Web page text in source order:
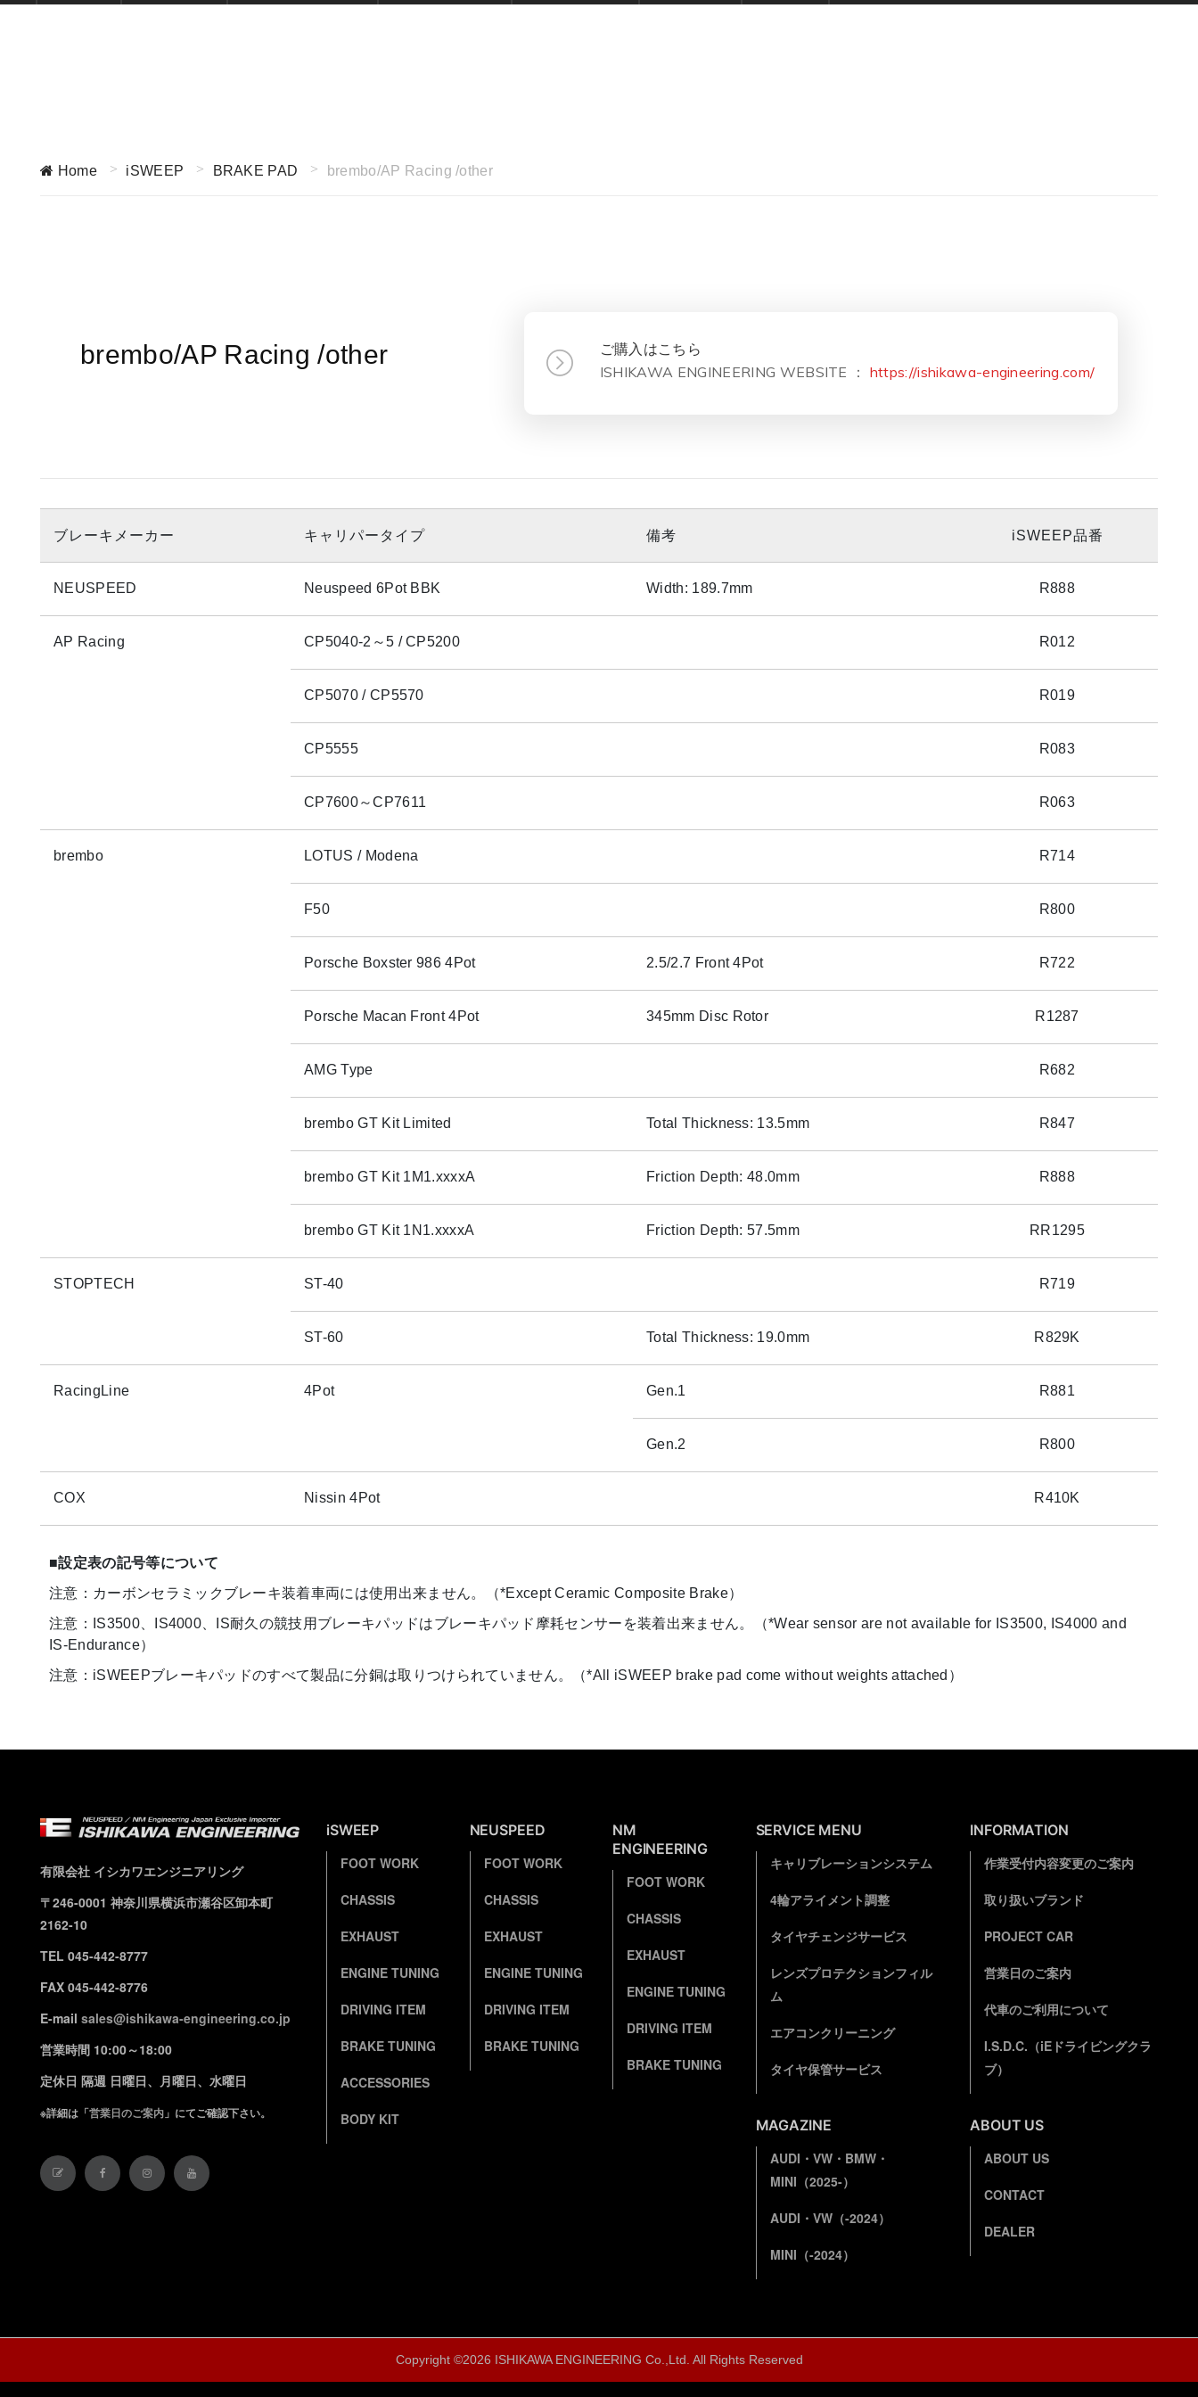
Home iSWEEP BRAKE PAD brembo/AP Racing /other
brembo/AP Racing /other ご購入はこちら
ISHIKAWA ENGINEERING WEBSITE ： https://ishikawa-engineering.com/
ブレーキメーカー キャリパータイプ 備考 iSWEEP品番
NEUSPEED Neuspeed 6Pot BBK Width: 189.7mm R888
AP Racing CP5040-2～5 / CP5200 R012
CP5070 / CP5570 R019
CP5555 R083
CP7600～CP7611 R063
brembo LOTUS / Modena R714
F50 R800
Porsche Boxster 986 4Pot 2.5/2.7 Front 4Pot R722
Porsche Macan Front 4Pot 345mm Disc Rotor R1287
AMG Type R682
brembo GT Kit Limited Total Thickness: 13.5mm R847
brembo GT Kit 1M1.xxxxA Friction Depth: 48.0mm R888
brembo GT Kit 1N1.xxxxA Friction Depth: 57.5mm RR1295
STOPTECH ST-40 R719
ST-60 Total Thickness: 19.0mm R829K
RacingLine 4Pot Gen.1 R881
Gen.2 R800
COX Nissin 4Pot R410K
■設定表の記号等について
注意：カーボンセラミックブレーキ装着車両には使用出来ません。（*Except Ceramic Composite Brake）
注意：IS3500、IS4000、IS耐久の競技用ブレーキパッドはブレーキパッド摩耗センサーを装着出来ません。（*Wear sensor are not available for IS3500, IS4000 and
IS-Endurance）
注意：iSWEEPブレーキパッドのすべて製品に分銅は取りつけられていません。（*All iSWEEP brake pad come without weights attached）
有限会社 イシカワエンジニアリング
〒246-0001 神奈川県横浜市瀬谷区卸本町
2162-10
TEL 045-442-8777
FAX 045-442-8776
E-mail sales@ishikawa-engineering.co.jp
営業時間 10:00～18:00
定休日 隔週 日曜日、月曜日、水曜日
※詳細は「営業日のご案内」にてご確認下さい。
iSWEEP
FOOT WORK
CHASSIS
EXHAUST
ENGINE TUNING
DRIVING ITEM
BRAKE TUNING
ACCESSORIES
BODY KIT
NEUSPEED
FOOT WORK
CHASSIS
EXHAUST
ENGINE TUNING
DRIVING ITEM
BRAKE TUNING
NM
ENGINEERING
FOOT WORK
CHASSIS
EXHAUST
ENGINE TUNING
DRIVING ITEM
BRAKE TUNING
SERVICE MENU
キャリブレーションシステム
4輪アライメント調整
タイヤチェンジサービス
レンズプロテクションフィル
ム
エアコンクリーニング
タイヤ保管サービス
MAGAZINE
AUDI・VW・BMW・
MINI（2025-）
AUDI・VW（-2024）
MINI（-2024）
INFORMATION
作業受付内容変更のご案内
取り扱いブランド
PROJECT CAR
営業日のご案内
代車のご利用について
I.S.D.C.（iEドライビングクラ
ブ）
ABOUT US
ABOUT US
CONTACT
DEALER
Copyright ©2026 ISHIKAWA ENGINEERING Co.,Ltd. All Rights Reserved